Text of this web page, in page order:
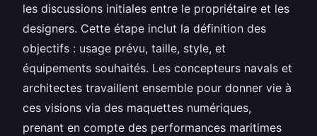
les discussions initiales entre le propriétaire et les
designers. Cette étape inclut la définition des
objectifs : usage prévu, taille, style, et
équipements souhaités. Les concepteurs navals et
architectes travaillent ensemble pour donner vie à
ces visions via des maquettes numériques,
prenant en compte des performances maritimes